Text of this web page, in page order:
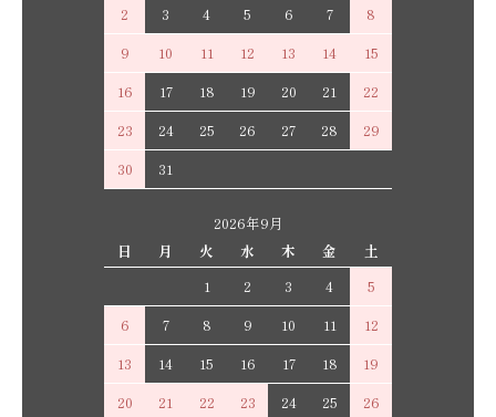
2
3 4 5 6 7
8
9
10 11 12 13 14
15
16
17 18 19 20 21
22
23
24 25 26 27 28
29
30
31
2026年9月
日
月 火 水 木 金
土
1
2 3 4
5
6
7 8 9 10 11
12
13
14 15 16 17 18
19
20
21 22 23 24 25
26